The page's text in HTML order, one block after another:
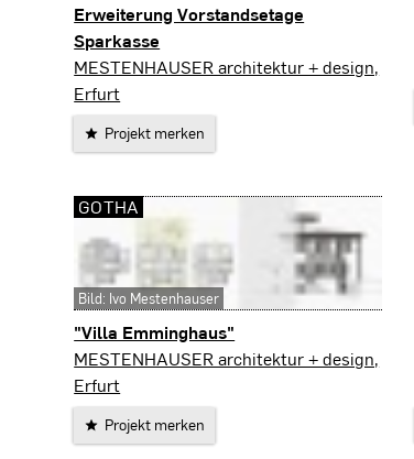
Erweiterung Vorstandsetage
Sparkasse
Erfurt
MESTENHAUSER architektur + design,
Erfurt
Projekt merken
"Villa Emminghaus"
Gotha
MESTENHAUSER architektur + design,
Erfurt
Projekt merken
GOTHA
Bild: Ivo Mestenhauser